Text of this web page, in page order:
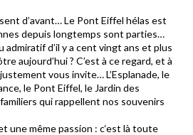
d’avant… Le Pont Eiffel hélas est
depuis longtemps sont parties…
admiratif d’il y a cent vingt ans et plus
aujourd’hui ? C’est à ce regard, et à
vous invite… L’Esplanade, le
le Pont Eiffel, le Jardin des
qui rappellent nos souvenirs
une même passion : c‘est là toute